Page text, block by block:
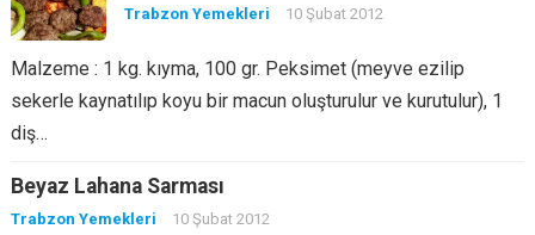
Trabzon Yemekleri 10 Şubat 2012
Malzeme : 1 kg. kıyma, 100 gr. Peksimet (meyve ezilip
sekerle kaynatılıp koyu bir macun oluşturulur ve kurutulur), 1
diş…
Beyaz Lahana Sarması
Trabzon Yemekleri 10 Şubat 2012